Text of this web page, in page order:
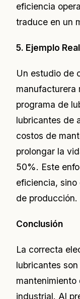
eficiencia
traduce en un
5. Ejemplo
Un estudio de
manufacturera
programa de
lubricantes de
costos de
prolongar la
50%. Este
eficiencia,
de producción.
Conclusión
La correcta
lubricantes
mantenimiento
industrial. Al